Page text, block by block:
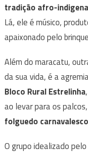
tradição afro-indigena
Lá, ele é músico,
apaixonado pelo
Além do maracatu,
da sua vida, é a
Bloco Rural Estrelinha
ao levar para os
folguedo carnavalesco
O grupo idealizado